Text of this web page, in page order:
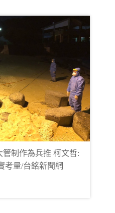
制作為兵推 柯文哲:
考量/台銘新聞網